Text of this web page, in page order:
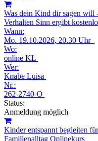
Was dein Kind dir sagen will
Verhalten Sinn ergibt
Wann:
Mo. 19.10.2026, 20.30 Uhr
Wo:
online KL
Wer:
Knabe Luisa
Nr.:
262-2740-O
Status:
Anmeldung möglich
Kinder entspannt begleiten
Familienalltag Onlinekurs